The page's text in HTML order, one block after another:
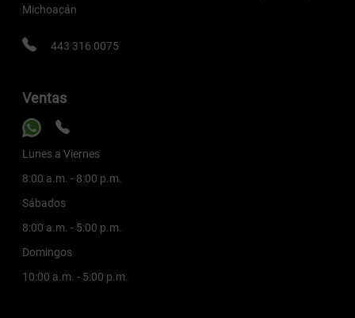
Michoacán
443 316 0075
Ventas
Lunes a Viernes
8:00 a.m. - 8:00 p.m.
Sábados
8:00 a.m. - 5:00 p.m.
Domingos
10:00 a.m. - 5:00 p.m.